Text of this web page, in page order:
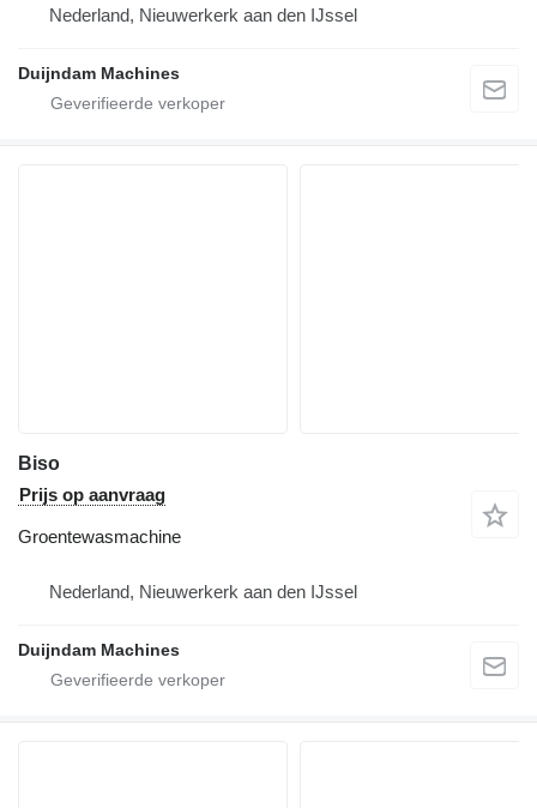
Nederland, Nieuwerkerk aan den IJssel
Duijndam Machines
Biso
Prijs op aanvraag
Groentewasmachine
Nederland, Nieuwerkerk aan den IJssel
Duijndam Machines